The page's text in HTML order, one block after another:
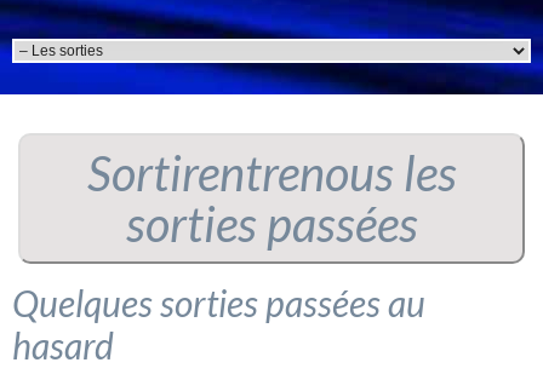
Sortirentrenous les
sorties passées
Quelques sorties passées au
hasard